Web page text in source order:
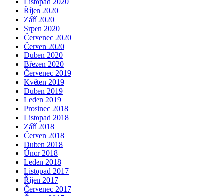
Říjen 2020
Září 2020
Srpen 2020
Červenec 2020
Červen 2020
Duben 2020
Březen 2020
Červenec 2019
Květen 2019
Duben 2019
Leden 2019
Prosinec 2018
Listopad 2018
Září 2018
Červen 2018
Duben 2018
Únor 2018
Leden 2018
Listopad 2017
Říjen 2017
Červenec 2017